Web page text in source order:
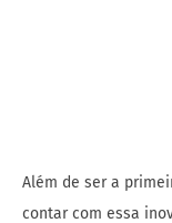
Além de ser a
contar com essa